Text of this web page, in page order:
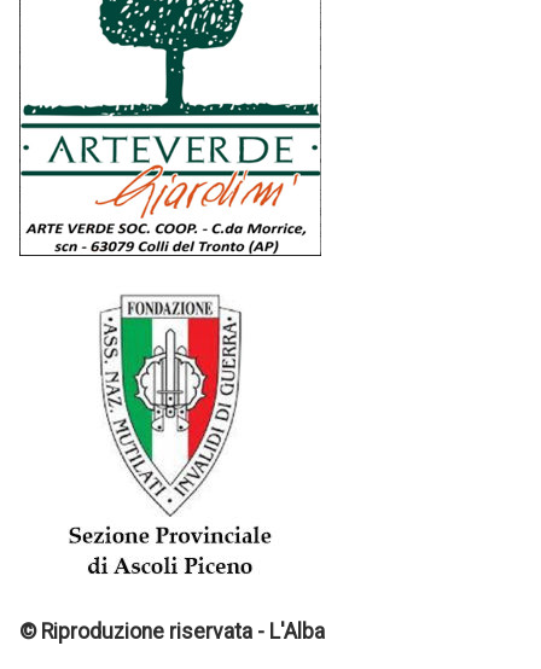
© Riproduzione riservata - L'Alba